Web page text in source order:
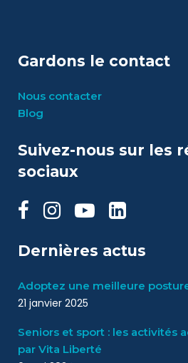
Gardons le contact
Nous contacter
Blog
Suivez-nous sur les
sociaux
Dernières actus
Adoptez une meilleure
21 janvier 2025
Seniors et sport : les activités
par Vita Liberté